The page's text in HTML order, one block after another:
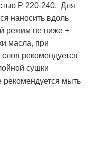
Р 220-240. Для
наносить вдоль
режим не ниже +
масла, при
рекомендуется
сушки
рекомендуется мыть